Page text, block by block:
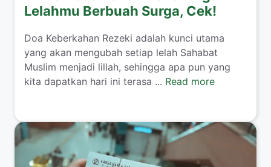
Lelahmu Berbuah Surga, Cek!
​Doa Keberkahan Rezeki adalah kunci utama
yang akan mengubah setiap lelah Sahabat
Muslim menjadi lillah, sehingga apa pun yang
kita dapatkan hari ini terasa ... Read more